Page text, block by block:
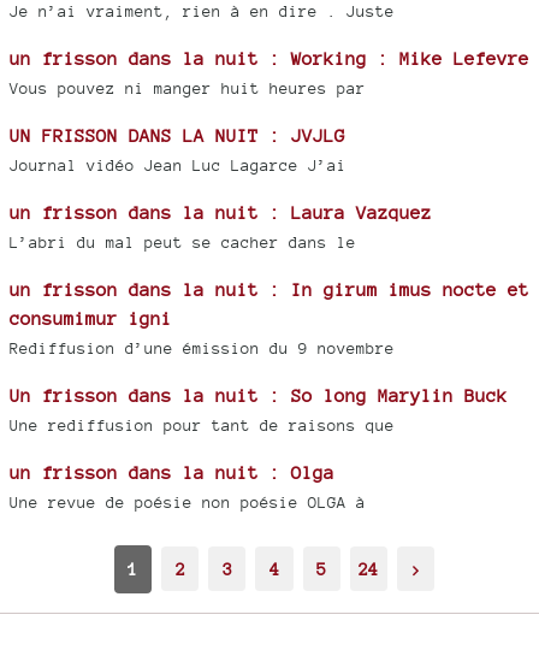
Je n’ai vraiment, rien à en dire . Juste
un frisson dans la nuit : Working : Mike Lefevre
Vous pouvez ni manger huit heures par
UN FRISSON DANS LA NUIT : JVJLG
Journal vidéo Jean Luc Lagarce J’ai
un frisson dans la nuit : Laura Vazquez
L’abri du mal peut se cacher dans le
un frisson dans la nuit : In girum imus nocte et
consumimur igni
Rediffusion d’une émission du 9 novembre
Un frisson dans la nuit : So long Marylin Buck
Une rediffusion pour tant de raisons que
un frisson dans la nuit : Olga
Une revue de poésie non poésie OLGA à
1 2 3 4 5 24 >